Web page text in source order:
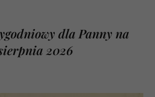
dla Panny na
2026